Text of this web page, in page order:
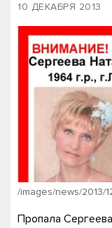
10 ДЕКАБРЯ 2013
/images/news/2013/
Пропала